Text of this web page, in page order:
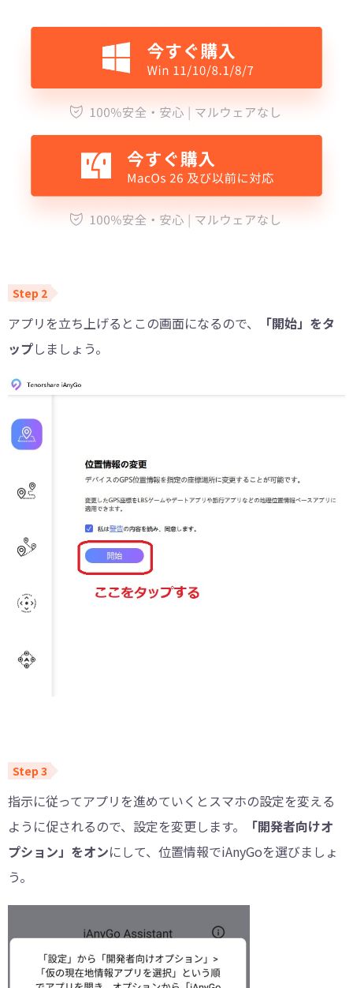
アプリを立ち上げるとこの画面になるので、
「開始」をタ
ップしましょう。
指示に従ってアプリを進めていくとスマホの設定を変える
ように促されるので、設定を変更します。
「開発者向けオ
プション」をオンにして、位置情報でiAnyGoを選びましょ
う。